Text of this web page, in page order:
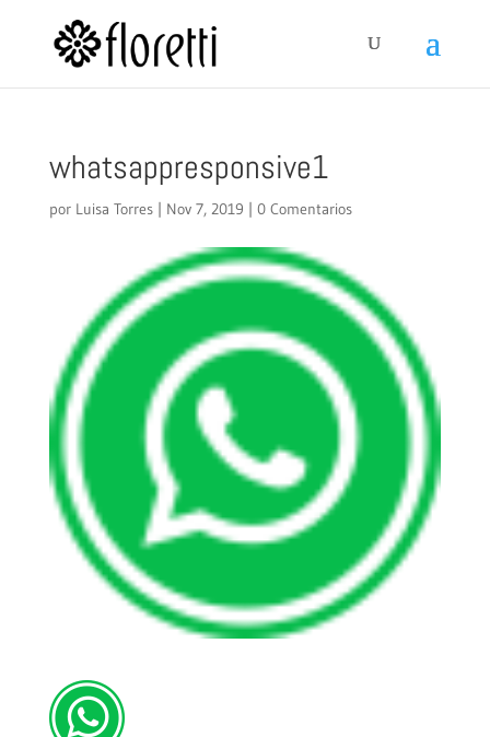
whatsappresponsive1
por Luisa Torres| Nov 7, 2019 | 0 Comentarios